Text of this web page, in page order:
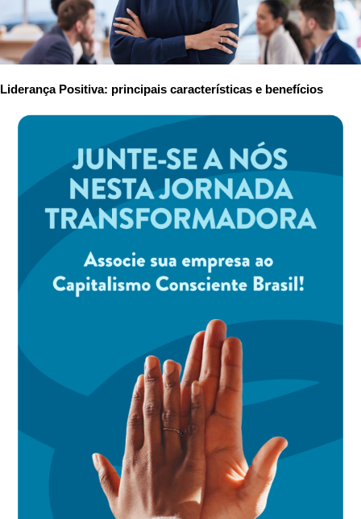
Liderança Positiva: principais características e benefícios